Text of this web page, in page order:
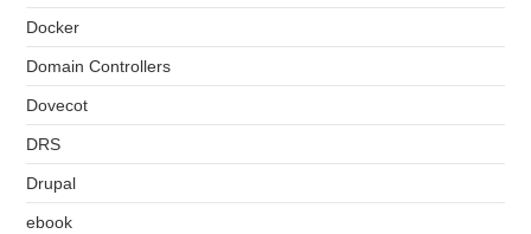
Docker
Domain Controllers
Dovecot
DRS
Drupal
ebook